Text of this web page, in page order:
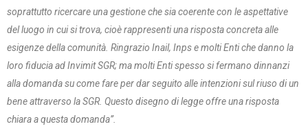
soprattutto ricercare una gestione che sia coerente con le aspettative
del luogo in cui si trova, cioè rappresenti una risposta concreta alle
esigenze della comunità. Ringrazio Inail, Inps e molti Enti che danno la
loro fiducia ad Invimit SGR; ma molti Enti spesso si fermano dinnanzi
alla domanda su come fare per dar seguito alle intenzioni sul riuso di un
bene attraverso la SGR. Questo disegno di legge offre una risposta
chiara a questa domanda”.